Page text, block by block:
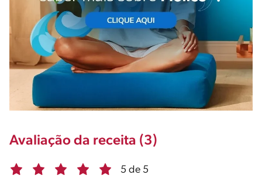
Avaliação da receita (3)
5 de 5